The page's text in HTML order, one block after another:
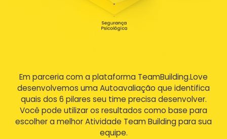
Em parceria com a plataforma TeamBuilding.Love
desenvolvemos uma Autoavaliação que identifica
quais dos 6 pilares seu time precisa desenvolver.
Você pode utilizar os resultados como base para
escolher a melhor Atividade Team Building para sua
equipe.